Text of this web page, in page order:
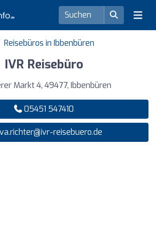
Reisebüros in Ibbenbüren
IVR Reisebüro
Markt 4, 49477, Ibbenbüren
05451 547410
reisebuero.de